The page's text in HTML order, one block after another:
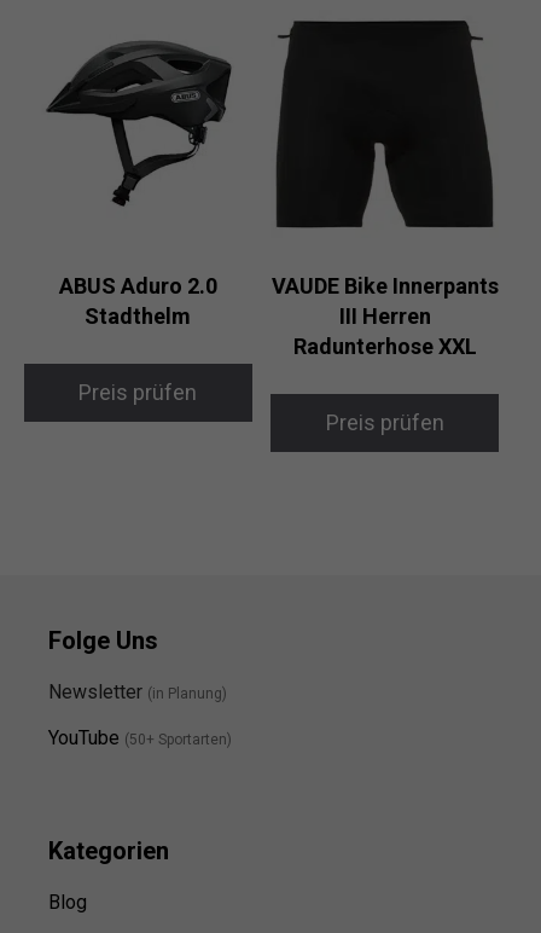
ABUS Aduro 2.0
Stadthelm
Preis prüfen
VAUDE Bike Innerpants
III Herren
Radunterhose XXL
Preis prüfen
Folge Uns
Newsletter (in Planung)
YouTube (50+ Sportarten)
Kategorien
Blog